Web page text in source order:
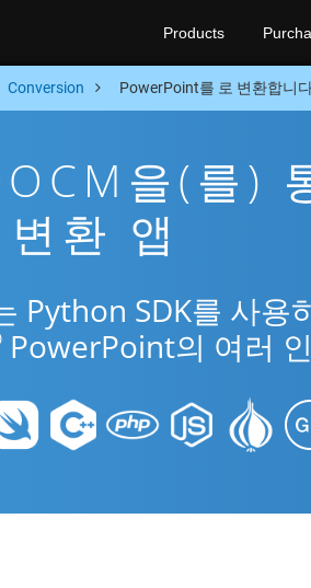
Products
Conversion PowerPoint를 로 변환합니
을(를)
환 앱
Python SDK를 사용
PowerPoint의 여러